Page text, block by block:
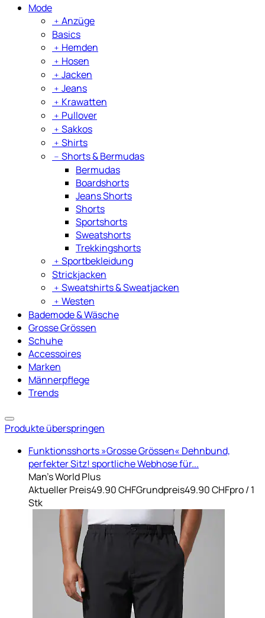
Mode
﹢ Anzüge
Basics
﹢ Hemden
﹢ Hosen
﹢ Jacken
﹢ Jeans
﹢ Krawatten
﹢ Pullover
﹢ Sakkos
﹢ Shirts
﹣ Shorts & Bermudas
Bermudas
Boardshorts
Jeans Shorts
Shorts
Sportshorts
Sweatshorts
Trekkingshorts
﹢ Sportbekleidung
Strickjacken
﹢ Sweatshirts & Sweatjacken
﹢ Westen
Bademode & Wäsche
Grosse Grössen
Schuhe
Accessoires
Marken
Männerpflege
Trends
Produkte überspringen
Funktionsshorts »Grosse Grössen« Dehnbund,
perfekter Sitz! sportliche Webhose für...
Man's World Plus
Aktueller Preis49.90 CHFGrundpreis49.90 CHFpro/ 1
Stk